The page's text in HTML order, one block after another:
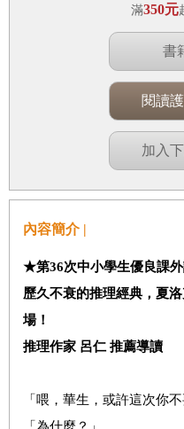
滿350元
書
閱讀
加入
內容簡介 |
★第36次中小學生優良課
歷久不衰的推理經典，夏
場！
推理作家 呂仁 推薦導讀
「喂，華生，或許這次你
「為什麼？」